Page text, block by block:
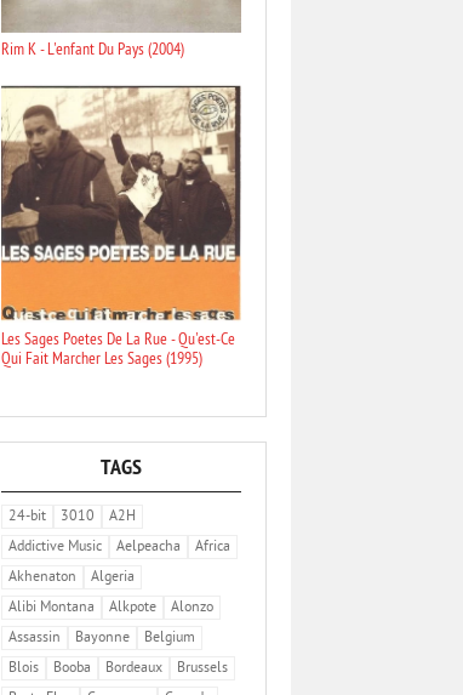
Rim K - L'enfant Du Pays (2004)
Les Sages Poetes De La Rue - Qu'est-Ce
Qui Fait Marcher Les Sages (1995)
TAGS
24-bit 3010
A2H
Addictive Music
Aelpeacha
Africa
Akhenaton
Algeria
Alibi Montana
Alkpote
Alonzo
Assassin
Bayonne
Belgium
Blois
Booba Bordeaux
Brussels